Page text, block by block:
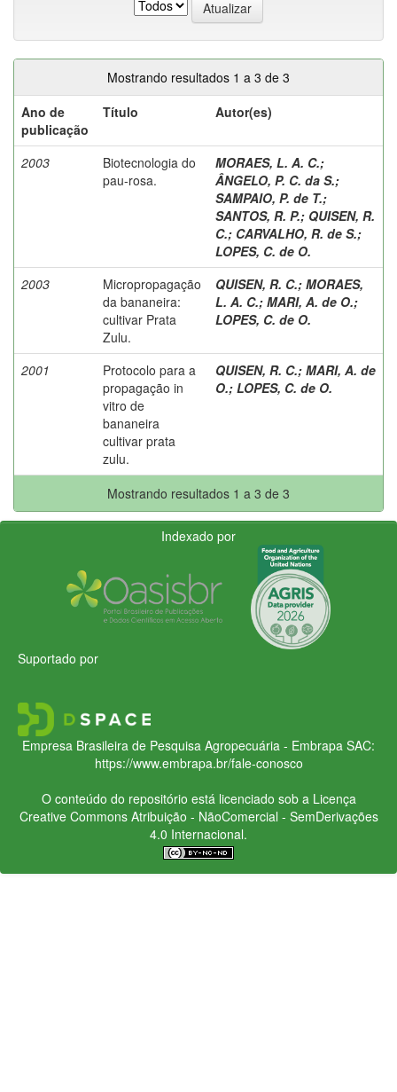
Mostrando resultados 1 a 3 de 3
Ano de
publicação
Título Autor(es)
2003
Biotecnologia do
pau-rosa.
MORAES, L. A. C.;
ÂNGELO, P. C. da S.;
SAMPAIO, P. de T.;
SANTOS, R. P.; QUISEN, R.
C.; CARVALHO, R. de S.;
LOPES, C. de O.
2003
Micropropagação
da bananeira:
cultivar Prata
Zulu.
QUISEN, R. C.; MORAES,
L. A. C.; MARI, A. de O.;
LOPES, C. de O.
2001
Protocolo para a
propagação in
vitro de
bananeira
cultivar prata
zulu.
QUISEN, R. C.; MARI, A. de
O.; LOPES, C. de O.
Mostrando resultados 1 a 3 de 3
Indexado por
Suportado por
Empresa Brasileira de Pesquisa Agropecuária - Embrapa SAC:
https://www.embrapa.br/fale-conosco
O conteúdo do repositório está licenciado sob a Licença
Creative CommonsAtribuição - NãoComercial - SemDerivações
4.0 Internacional.